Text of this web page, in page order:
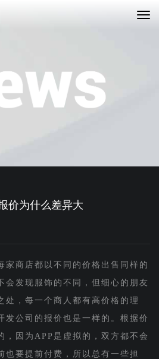
价为什么差异大
家商店都以不同的价格出售同样的
会发现服饰的不同，但细心的朋友
处，每一个商人都有高价格的理
发公司的报价也是一样的。根据价
，因为APP是虚拟的，双方都不会
也要提前付费，所以总有一些担